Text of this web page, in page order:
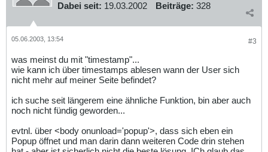
Dabei seit: 19.03.2002 Beiträge: 328
#3
05.06.2003, 13:54
was meinst du mit "timestamp"...
wie kann ich über timestamps ablesen wann der User sich
nicht mehr auf meiner Seite befindet?
ich suche seit längerem eine ähnliche Funktion, bin aber auch
noch nicht fündig geworden...
evtnl. über <body onunload='popup'>, dass sich eben ein
Popup öffnet und man darin dann weiteren Code drin stehen